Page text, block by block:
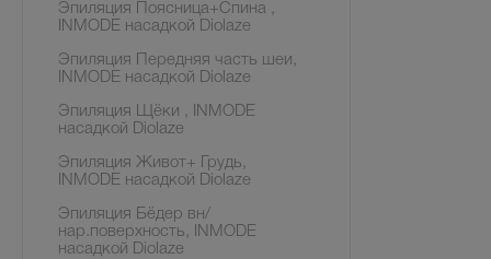
Эпиляция Поясница+Спина ,
INMODE насадкой Diolaze
Эпиляция Передняя часть шеи,
INMODE насадкой Diolaze
Эпиляция Щёки , INMODE
насадкой Diolaze
Эпиляция Живот+ Грудь,
INMODE насадкой Diolaze
Эпиляция Бёдер вн/
нар.поверхность, INMODE
насадкой Diolaze